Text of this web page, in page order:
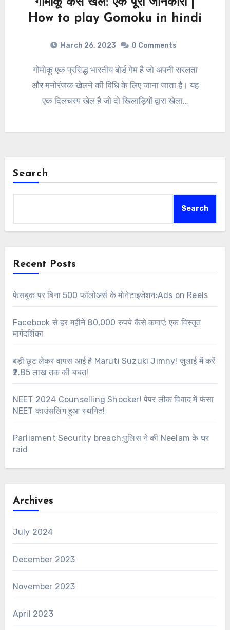
How to play Gomoku in hindi
March 26, 2023 0 Comments
गोमोकू एक प्रसिद्ध भारतीय बोर्ड गेम है जो अपनी सरलता
और मनोरंजक खेलने की विधि के लिए जाना जाता है। यह
एक दिलचस्प खेल है जो दो खिलाड़ियों द्वारा खेला…
Search
Search
Recent Posts
फेसबुक पर बिना 500 फॉलोअर्स के मोनेटाइजेशन:Ads on Reels
Facebook से हर महीने 80,000 रुपये कैसे कमाएं: एक विस्तृत
मार्गदर्शिका
बड़ी छूट लेकर वापस आई है Maruti Suzuki Jimny! जुलाई में करें
₹2.85 लाख तक की बचत!
NEET 2024 Counselling Shocker! पेपर लीक विवाद में फंसा
NEET काउंसलिंग हुआ स्थगित!
Parliament Security breach:पुलिस ने की Neelam के घर
raid
Archives
July 2024
December 2023
November 2023
April 2023